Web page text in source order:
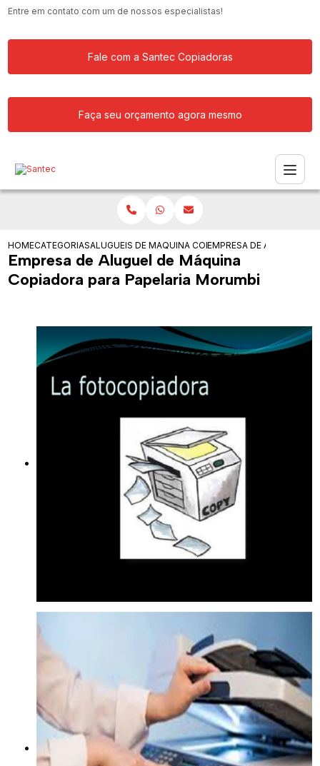
Entre em contato com um de nossos especialistas!
Fale com a Santec Copiadoras
Faça seu orçamento agora mesmo
HOMECATEGORIASALUGUEIS DE COPIADORASMAQUINA COPIADORA COLORIDA PARA
EMPRESA DE ALUGUEL
Empresa de Aluguel de Máquina
Copiadora para Papelaria Morumbi